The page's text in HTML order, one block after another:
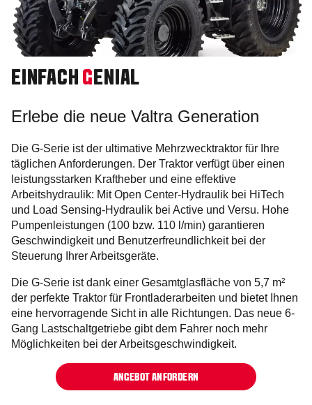
EINFACH GENIAL
Erlebe die neue Valtra Generation
Die G-Serie ist der ultimative Mehrzwecktraktor für Ihre
täglichen Anforderungen. Der Traktor verfügt über einen
leistungsstarken Kraftheber und eine effektive
Arbeitshydraulik: Mit Open Center-Hydraulik bei HiTech
und Load Sensing-Hydraulik bei Active und Versu. Hohe
Pumpenleistungen (100 bzw. 110 l/min) garantieren
Geschwindigkeit und Benutzerfreundlichkeit bei der
Steuerung Ihrer Arbeitsgeräte.
Die G-Serie ist dank einer Gesamtglasfläche von 5,7 m²
der perfekte Traktor für Frontladerarbeiten und bietet Ihnen
eine hervorragende Sicht in alle Richtungen. Das neue 6-
Gang Lastschaltgetriebe gibt dem Fahrer noch mehr
Möglichkeiten bei der Arbeitsgeschwindigkeit.
ANGEBOT ANFORDERN